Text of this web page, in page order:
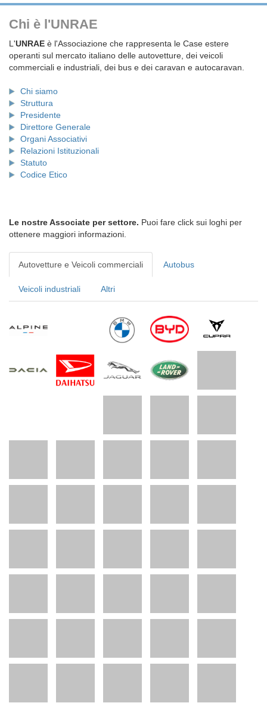
Chi è l'UNRAE
L'UNRAE è l'Associazione che rappresenta le Case estere
operanti sul mercato italiano delle autovetture, dei veicoli
commerciali e industriali, dei bus e dei caravan e autocaravan.
Chi siamo
Struttura
Presidente
Direttore Generale
Organi Associativi
Relazioni Istituzionali
Statuto
Codice Etico
Le nostre Associate per settore. Puoi fare click sui loghi per
ottenere maggiori informazioni.
Autovetture e Veicoli commerciali Autobus
Veicoli industriali Altri